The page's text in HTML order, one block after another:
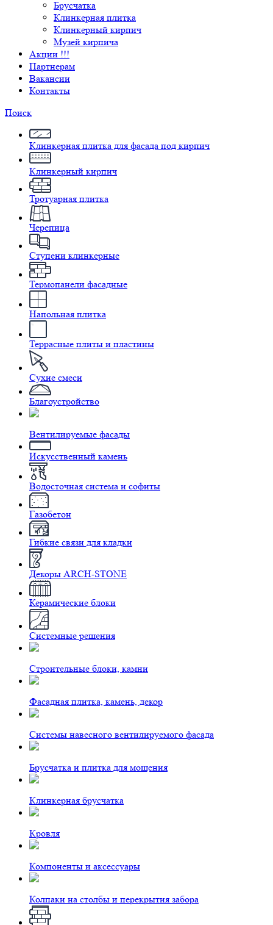
Брусчатка
Клинкерная плитка
Клинкерный кирпич
Музей кирпича
Акции !!!
Партнерам
Вакансии
Контакты
Поиск
Клинкерная плитка для фасада под кирпич
Клинкерный кирпич
Тротуарная плитка
Черепица
Ступени клинкерные
Термопанели фасадные
Напольная плитка
Террасные плиты и пластины
Сухие смеси
Благоустройство
Вентилируемые фасады
Искусственный камень
Водосточная система и софиты
Газобетон
Гибкие связи для кладки
Декоры ARCH-STONE
Керамические блоки
Системные решения
Строительные блоки, камни
Фасадная плитка, камень, декор
Системы навесного вентилируемого фасада
Брусчатка и плитка для мощения
Клинкерная брусчатка
Кровля
Компоненты и аксессуары
Колпаки на столбы и перекрытия забора